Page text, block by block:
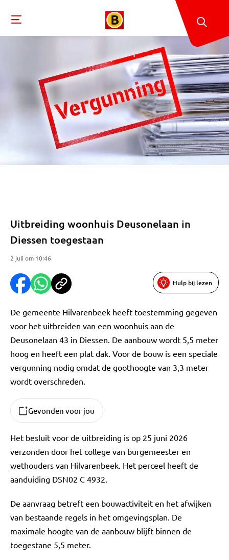
Uitbreiding woonhuis Deusonelaan in
Diessen toegestaan
2 juli om 10:46
Hulp bij lezen
De gemeente Hilvarenbeek heeft toestemming gegeven
voor het uitbreiden van een woonhuis aan de
Deusonelaan 43 in Diessen. De aanbouw wordt 5,5 meter
hoog en heeft een plat dak. Voor de bouw is een speciale
vergunning nodig omdat de goothoogte van 3,3 meter
wordt overschreden.
Gevonden voor jou
Het besluit voor de uitbreiding is op 25 juni 2026
verzonden door het college van burgemeester en
wethouders van Hilvarenbeek. Het perceel heeft de
aanduiding DSN02 C 4932.
De aanvraag betreft een bouwactiviteit en het afwijken
van bestaande regels in het omgevingsplan. De
maximale hoogte van de aanbouw blijft binnen de
toegestane 5,5 meter.